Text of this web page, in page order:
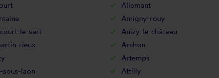
Allemant
Amigny-rouy
le-sart Anizy-le-château
rieux Archon
Artemps
sous-laon Attilly